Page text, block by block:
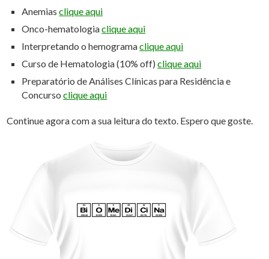
Anemiasclique aqui
Onco-hematologiaclique aqui
Interpretando o hemogramaclique aqui
Curso de Hematologia (10% off)clique aqui
Preparatório de Análises Clínicas para Residência e
Concursoclique aqui
Continue agora com a sua leitura do texto. Espero que goste.